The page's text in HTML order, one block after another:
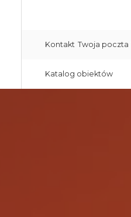
Kontakt Twoja poczta
Katalog obiektów